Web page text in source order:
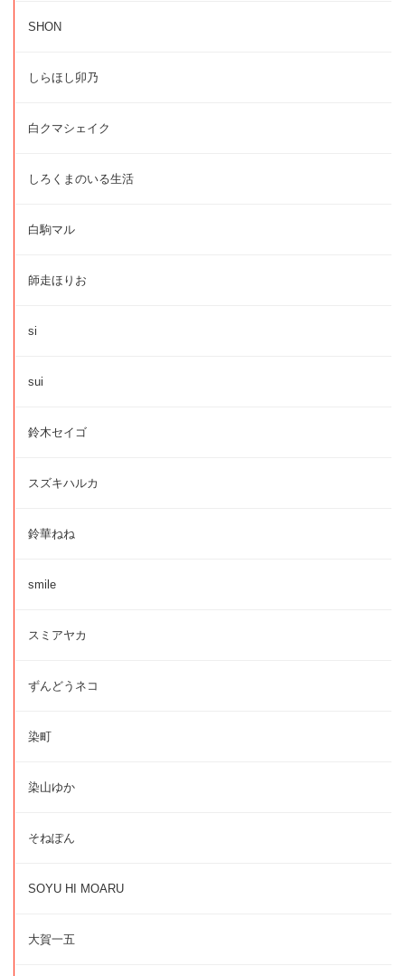
SHON
しらほし卯乃
白クマシェイク
しろくまのいる生活
白駒マル
師走ほりお
si
sui
鈴木セイゴ
スズキハルカ
鈴華ねね
smile
スミアヤカ
ずんどうネコ
染町
染山ゆか
そねぽん
SOYU HI MOARU
大賀一五